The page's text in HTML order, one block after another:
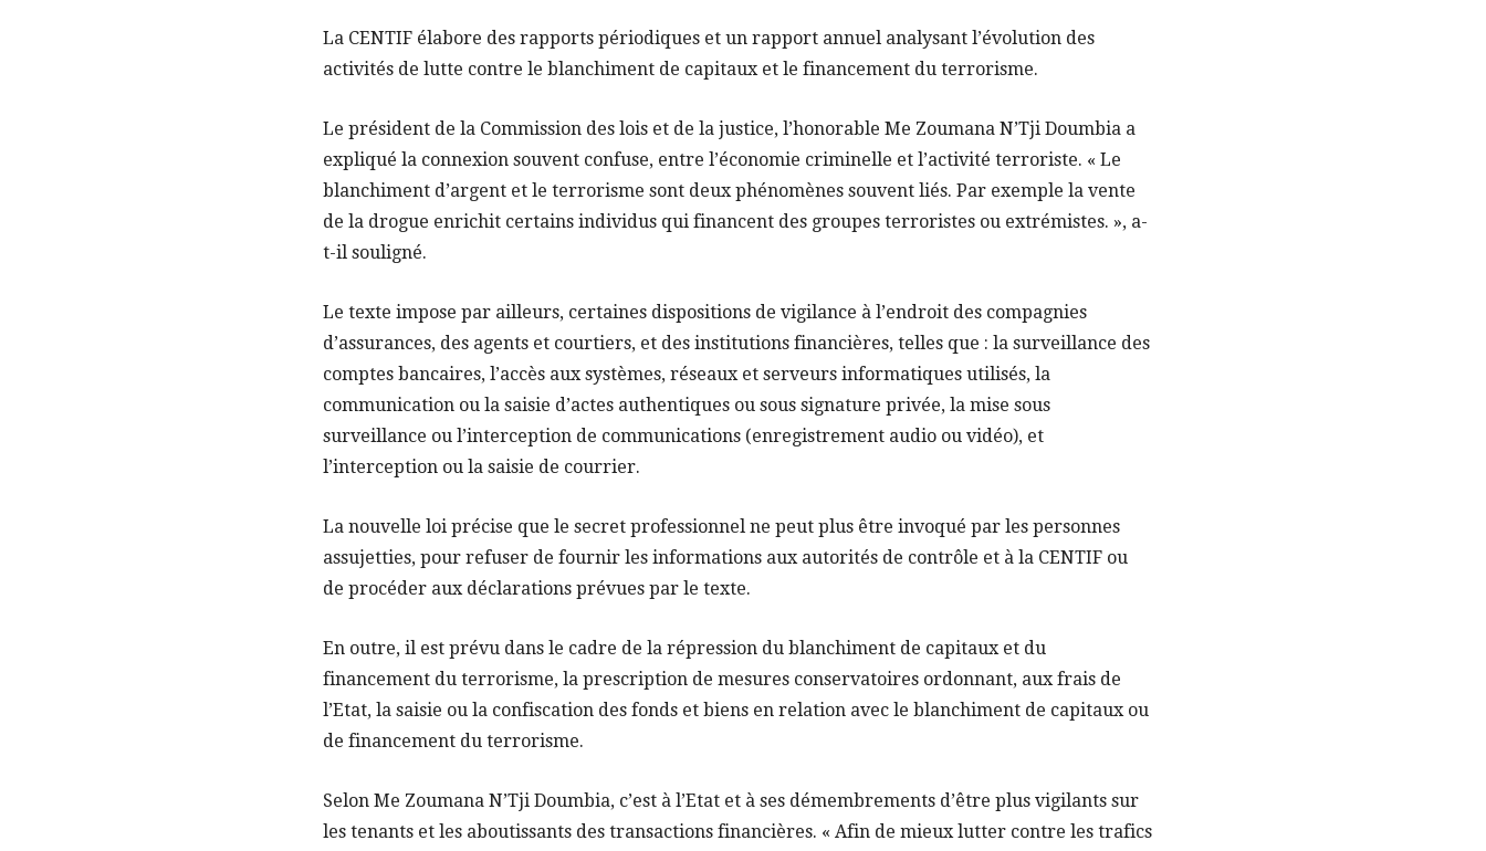
La CENTIF élabore des rapports périodiques et un rapport annuel analysant l’évolution des
activités de lutte contre le blanchiment de capitaux et le financement du terrorisme.
Le président de la Commission des lois et de la justice, l’honorable Me Zoumana N’Tji Doumbia a
expliqué la connexion souvent confuse, entre l’économie criminelle et l’activité terroriste. « Le
blanchiment d’argent et le terrorisme sont deux phénomènes souvent liés. Par exemple la vente
de la drogue enrichit certains individus qui financent des groupes terroristes ou extrémistes. », a-
t-il souligné.
Le texte impose par ailleurs, certaines dispositions de vigilance à l’endroit des compagnies
d’assurances, des agents et courtiers, et des institutions financières, telles que : la surveillance des
comptes bancaires, l’accès aux systèmes, réseaux et serveurs informatiques utilisés, la
communication ou la saisie d’actes authentiques ou sous signature privée, la mise sous
surveillance ou l’interception de communications (enregistrement audio ou vidéo), et
l’interception ou la saisie de courrier.
La nouvelle loi précise que le secret professionnel ne peut plus être invoqué par les personnes
assujetties, pour refuser de fournir les informations aux autorités de contrôle et à la CENTIF ou
de procéder aux déclarations prévues par le texte.
En outre, il est prévu dans le cadre de la répression du blanchiment de capitaux et du
financement du terrorisme, la prescription de mesures conservatoires ordonnant, aux frais de
l’Etat, la saisie ou la confiscation des fonds et biens en relation avec le blanchiment de capitaux ou
de financement du terrorisme.
Selon Me Zoumana N’Tji Doumbia, c’est à l’Etat et à ses démembrements d’être plus vigilants sur
les tenants et les aboutissants des transactions financières. « Afin de mieux lutter contre les trafics